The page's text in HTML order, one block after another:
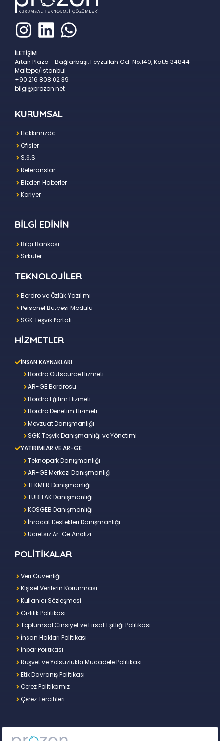
İLETİŞİM
Artan Plaza - Bağlarbaşı, Feyzullah Cd. No:140, Kat:5 34844
Maltepe/İstanbul
+90 216 808 02 39
bilgi@prozon.net
KURUMSAL
Hakkımızda
Ofisler
S.S.S.
Referanslar
Bizden Haberler
Kariyer
BİLGİ EDİNİN
Bilgi Bankası
Sirküler
TEKNOLOJİLER
Bordro ve Özlük Yazılımı
Personel Bütçesi Modülü
SGK Teşvik Portalı
HİZMETLER
İNSAN KAYNAKLARI
Bordro Outsource Hizmeti
AR-GE Bordrosu
Bordro Eğitim Hizmeti
Bordro Denetim Hizmeti
Mevzuat Danışmanlığı
SGK Teşvik Danışmanlığı ve Yönetimi
YATIRIMLAR VE AR-GE
Teknopark Danışmanlığı
AR-GE Merkezi Danışmanlığı
TEKMER Danışmanlığı
TÜBİTAK Danışmanlığı
KOSGEB Danışmanlığı
İhracat Destekleri Danışmanlığı
Ücretsiz Ar-Ge Analizi
POLİTİKALAR
Veri Güvenliği
Kişisel Verilerin Korunması
Kullanıcı Sözleşmesi
Gizlilik Politikası
Toplumsal Cinsiyet ve Fırsat Eşitliği Politikası
İnsan Hakları Politikası
İhbar Politikası
Rüşvet ve Yolsuzlukla Mücadele Politikası
Etik Davranış Politikası
Çerez Politikamız
Çerez Tercihleri